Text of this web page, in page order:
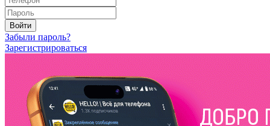
Войти
Забыли пароль?
Зарегистрироваться